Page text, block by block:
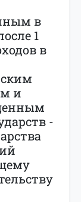
в
1
в
и
-